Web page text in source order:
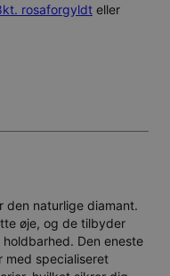
rosaforgyldt eller
den naturlige diamant.
øje, og de tilbyder
Den eneste
med specialiseret